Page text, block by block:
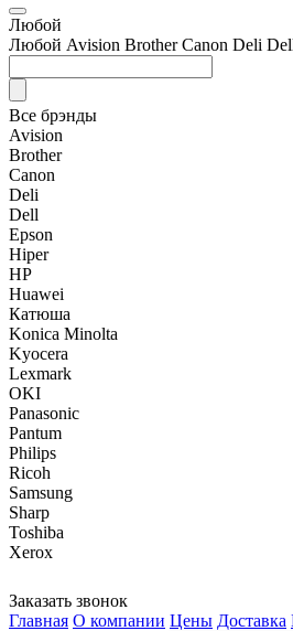
Любой
Любой Avision Brother Canon Deli
Все брэнды
Avision
Brother
Canon
Deli
Dell
Epson
Hiper
HP
Huawei
Катюша
Konica Minolta
Kyocera
Lexmark
OKI
Panasonic
Pantum
Philips
Ricoh
Samsung
Sharp
Toshiba
Xerox
Заказать звонок
Главная О компании Цены Доставка